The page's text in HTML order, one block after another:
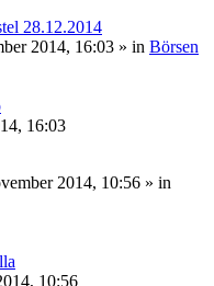
28.12.2014
2014, 16:03 » in Börsen
16:03
2014, 10:56 » in
10:56